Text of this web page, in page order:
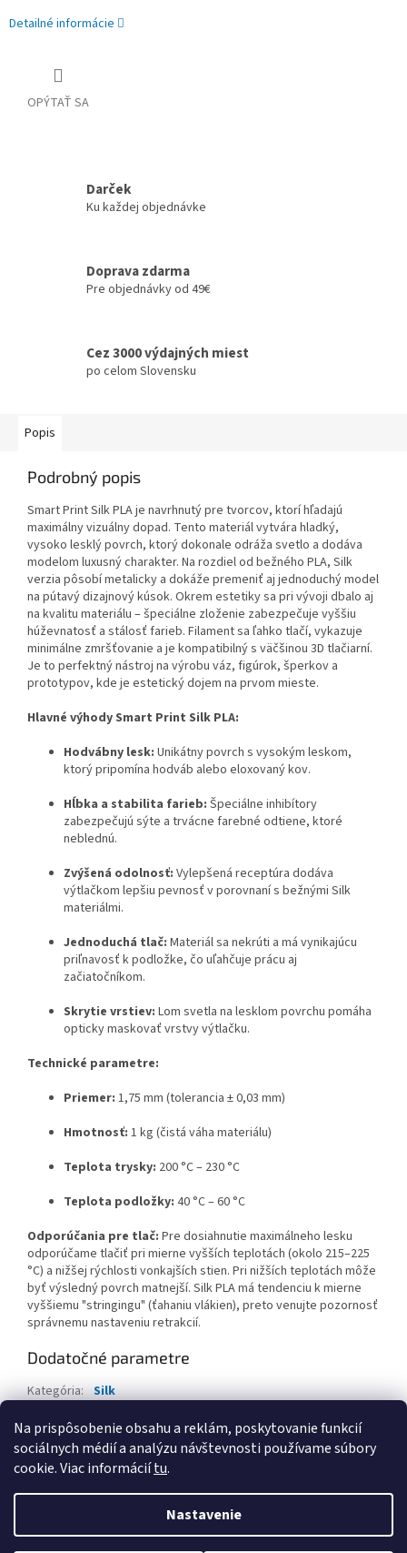
Na prispôsobenie obsahu a reklám, poskytovanie funkcií
sociálnych médií a analýzu návštevnosti používame súbory
cookie. Viac informáciítu.
Nastavenie
Detailné informácie
OPÝTAŤ SA
Darček
Ku každej objednávke
Doprava zdarma
Pre objednávky od 49€
Cez 3000 výdajných miest
po celom Slovensku
Popis
Podrobný popis
Smart Print Silk PLA je navrhnutý pre tvorcov, ktorí hľadajú
maximálny vizuálny dopad. Tento materiál vytvára hladký,
vysoko lesklý povrch, ktorý dokonale odráža svetlo a dodáva
modelom luxusný charakter. Na rozdiel od bežného PLA, Silk
verzia pôsobí metalicky a dokáže premeniť aj jednoduchý model
na pútavý dizajnový kúsok. Okrem estetiky sa pri vývoji dbalo aj
na kvalitu materiálu – špeciálne zloženie zabezpečuje vyššiu
húževnatosť a stálosť farieb. Filament sa ľahko tlačí, vykazuje
minimálne zmršťovanie a je kompatibilný s väčšinou 3D tlačiarní.
Je to perfektný nástroj na výrobu váz, figúrok, šperkov a
prototypov, kde je estetický dojem na prvom mieste.
Hlavné výhody Smart Print Silk PLA:
Hodvábny lesk: Unikátny povrch s vysokým leskom,
ktorý pripomína hodváb alebo eloxovaný kov.
Hĺbka a stabilita farieb: Špeciálne inhibítory
zabezpečujú sýte a trvácne farebné odtiene, ktoré
neblednú.
Zvýšená odolnosť: Vylepšená receptúra dodáva
výtlačkom lepšiu pevnosť v porovnaní s bežnými Silk
materiálmi.
Jednoduchá tlač: Materiál sa nekrúti a má vynikajúcu
priľnavosť k podložke, čo uľahčuje prácu aj
začiatočníkom.
Skrytie vrstiev: Lom svetla na lesklom povrchu pomáha
opticky maskovať vrstvy výtlačku.
Technické parametre:
Priemer: 1,75 mm (tolerancia ± 0,03 mm)
Hmotnosť: 1 kg (čistá váha materiálu)
Teplota trysky: 200 °C – 230 °C
Teplota podložky: 40 °C – 60 °C
Odporúčania pre tlač: Pre dosiahnutie maximálneho lesku
odporúčame tlačiť pri mierne vyšších teplotách (okolo 215–225
°C) a nižšej rýchlosti vonkajších stien. Pri nižších teplotách môže
byť výsledný povrch matnejší. Silk PLA má tendenciu k mierne
vyššiemu "stringingu" (ťahaniu vlákien), preto venujte pozornosť
správnemu nastaveniu retrakcií.
Dodatočné parametre
Kategória: Silk